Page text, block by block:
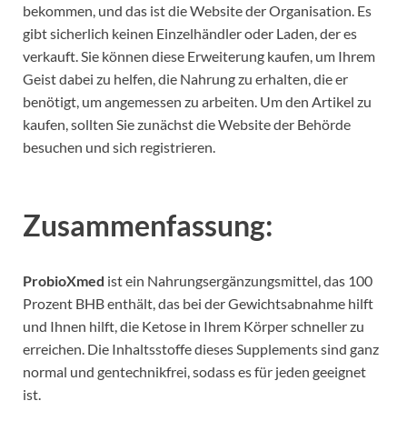
bekommen, und das ist die Website der Organisation. Es
gibt sicherlich keinen Einzelhändler oder Laden, der es
verkauft. Sie können diese Erweiterung kaufen, um Ihrem
Geist dabei zu helfen, die Nahrung zu erhalten, die er
benötigt, um angemessen zu arbeiten. Um den Artikel zu
kaufen, sollten Sie zunächst die Website der Behörde
besuchen und sich registrieren.
Zusammenfassung:
ProbioXmed ist ein Nahrungsergänzungsmittel, das 100
Prozent BHB enthält, das bei der Gewichtsabnahme hilft
und Ihnen hilft, die Ketose in Ihrem Körper schneller zu
erreichen. Die Inhaltsstoffe dieses Supplements sind ganz
normal und gentechnikfrei, sodass es für jeden geeignet
ist.